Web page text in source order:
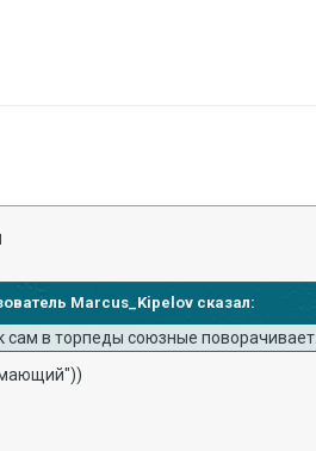
Marcus_Kipelov сказал:
в торпеды союзные поворачивает.